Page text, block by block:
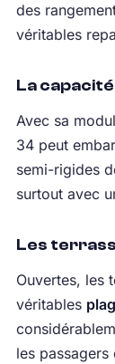
des
véritables
La
Avec sa
34 peut
semi-rigides
surtout avec
Les
Ouvertes, les
véritables
les